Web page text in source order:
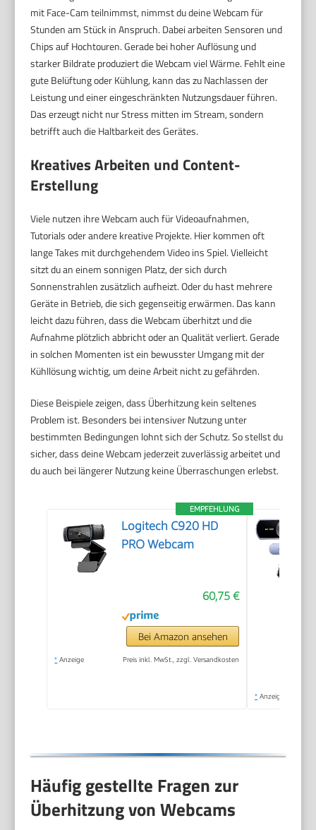
mit Face-Cam teilnimmst, nimmst du deine Webcam für
Stunden am Stück in Anspruch. Dabei arbeiten Sensoren und
Chips auf Hochtouren. Gerade bei hoher Auflösung und
starker Bildrate produziert die Webcam viel Wärme. Fehlt eine
gute Belüftung oder Kühlung, kann das zu Nachlassen der
Leistung und einer eingeschränkten Nutzungsdauer führen.
Das erzeugt nicht nur Stress mitten im Stream, sondern
betrifft auch die Haltbarkeit des Gerätes.
Kreatives Arbeiten und Content-
Erstellung
Viele nutzen ihre Webcam auch für Videoaufnahmen,
Tutorials oder andere kreative Projekte. Hier kommen oft
lange Takes mit durchgehendem Video ins Spiel. Vielleicht
sitzt du an einem sonnigen Platz, der sich durch
Sonnenstrahlen zusätzlich aufheizt. Oder du hast mehrere
Geräte in Betrieb, die sich gegenseitig erwärmen. Das kann
leicht dazu führen, dass die Webcam überhitzt und die
Aufnahme plötzlich abbricht oder an Qualität verliert. Gerade
in solchen Momenten ist ein bewusster Umgang mit der
Kühllösung wichtig, um deine Arbeit nicht zu gefährden.
Diese Beispiele zeigen, dass Überhitzung kein seltenes
Problem ist. Besonders bei intensiver Nutzung unter
bestimmten Bedingungen lohnt sich der Schutz. So stellst du
sicher, dass deine Webcam jederzeit zuverlässig arbeitet und
du auch bei längerer Nutzung keine Überraschungen erlebst.
EMPFEHLUNG
Logitech C920 HD
PRO Webcam
60,75 €
Bei Amazon ansehen
* Anzeige Preis inkl. MwSt., zzgl. Versandkosten
* Anzeige
Häufig gestellte Fragen zur
Überhitzung von Webcams